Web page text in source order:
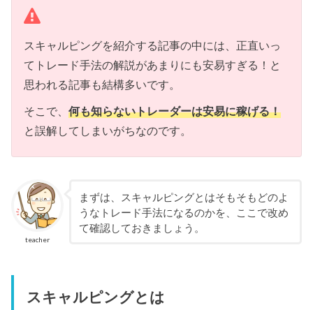
スキャルピングを紹介する記事の中には、正直いっ
てトレード手法の解説があまりにも安易すぎる！と
思われる記事も結構多いです。
そこで、何も知らないトレーダーは安易に稼げる！
と誤解してしまいがちなのです。
teacher
まずは、スキャルピングとはそもそもどのよ
うなトレード手法になるのかを、ここで改め
て確認しておきましょう。
スキャルピングとは